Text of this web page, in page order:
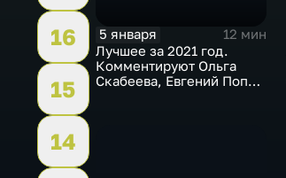
16
15
14
5 января
12 мин
Лучшее за 2021 год.
Комментируют Ольга
Скабеева, Евгений Попов